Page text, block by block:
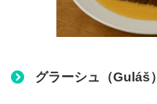
グラーシュ（Guláš）